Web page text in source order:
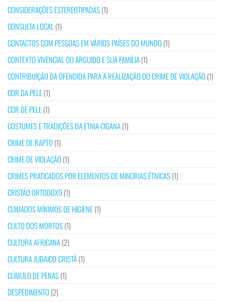
CONSIDERAÇÕES ESTEREOTIPADAS(1)
CONSULTA LOCAL (1)
CONTACTOS COM PESSOAS EM VÁRIOS PAÍSES DO MUNDO (1)
CONTEXTO VIVENCIAL DO ARGUIDO E SUA FAMÍLIA(1)
CONTRIBUIÇÃO DA OFENDIDA PARA A REALIZAÇÃO DO CRIME DE VIOLAÇÃO (1)
COR DA PELE(1)
COR DE PELE(1)
COSTUMES E TRADIÇÕES DA ETNIA CIGANA(1)
CRIME DE RAPTO (1)
CRIME DE VIOLAÇÃO (1)
CRIMES PRATICADOS POR ELEMENTOS DE MINORIAS ÉTNICAS(1)
CRISTÃO ORTODOXO (1)
CUIDADOS MÍNIMOS DE HIGIENE(1)
CULTO DOS MORTOS(1)
CULTURA AFRICANA(2)
CULTURA JUDAICO-CRISTÃ(1)
CÚMULO DE PENAS(1)
DESPEDIMENTO (2)